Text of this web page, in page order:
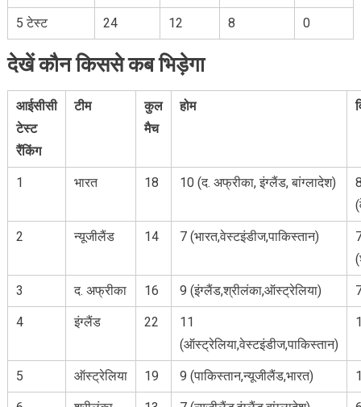
5 टेस्ट 24 12 8 0
देखें कौन किससे कब भिड़ेगा
आईसीसी
टेस्ट
रैंकिंग
टीम
कुल
मैच
होम
1 भारत 18 10 (द. अफ्रीका, इंग्लैंड, बांग्लादेश)
2 न्यूजीलैंड 14 7 (भारत,वेस्टइंडीज,पाकिस्तान)
3 द. अफ्रीका 16 9 (इंग्लैंड,श्रीलंका,ऑस्ट्रेलिया)
4 इंग्लैंड 22
11
(ऑस्ट्रेलिया,वेस्टइंडीज,पाकिस्तान)
5 ऑस्ट्रेलिया 19 9 (पाकिस्तान,न्यूजीलैंड,भारत)